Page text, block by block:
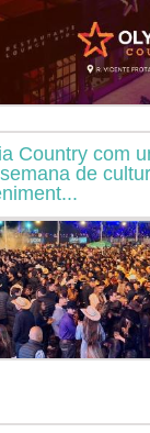
Country com
de